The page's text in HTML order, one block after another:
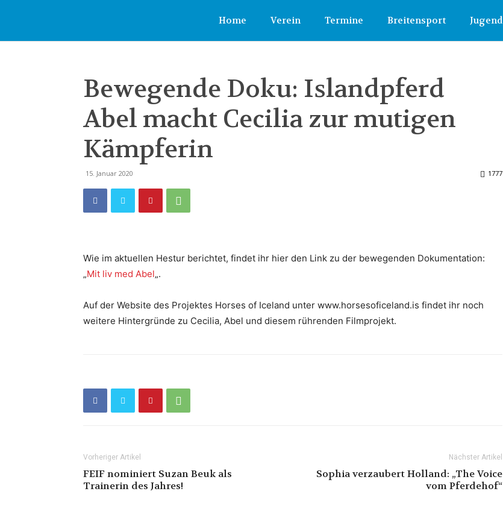
e.V.
Home Verein Termine Breitensport Jugend
Bewegende Doku: Islandpferd
Abel macht Cecilia zur mutigen
Kämpferin
15. Januar 2020 1777
Wie im aktuellen Hestur berichtet, findet ihr hier den Link zu der bewegenden Dokumentation:
„Mit liv med Abel„.
Auf der Website des Projektes Horses of Iceland unter www.horsesoficeland.is findet ihr noch
weitere Hintergründe zu Cecilia, Abel und diesem rührenden Filmprojekt.
Vorheriger Artikel
FEIF nominiert Suzan Beuk als
Trainerin des Jahres!
Nächster Artikel
Sophia verzaubert Holland: „The Voice
vom Pferdehof“